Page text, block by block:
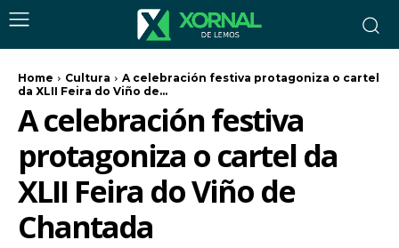
Home Cultura
A celebración festiva protagoniza o cartel
da XLII Feira do Viño de...
A celebración festiva
protagoniza o cartel da
XLII Feira do Viño de
Chantada